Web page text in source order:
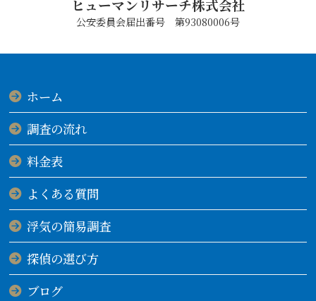
ヒューマンリサーチ株式会社
公安委員会届出番号 第93080006号
ホーム
調査の流れ
料金表
よくある質問
浮気の簡易調査
探偵の選び方
ブログ